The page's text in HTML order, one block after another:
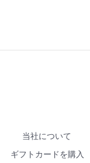
当社について
ギフトカードを購入